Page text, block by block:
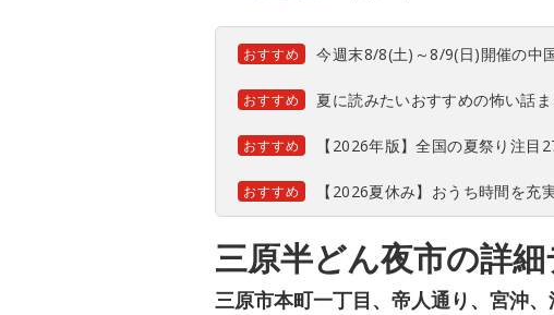
おすすめ 今週末8/8(土)～8/9(日)開催の中
おすすめ 夏に読みたいおすすめの怖い話
おすすめ 【2026年版】全国の夏祭り注目
おすすめ 【2026夏休み】おうち時間を充
三原半どん夜市の詳細
三原市本町一丁目、帝人通り、宮沖、